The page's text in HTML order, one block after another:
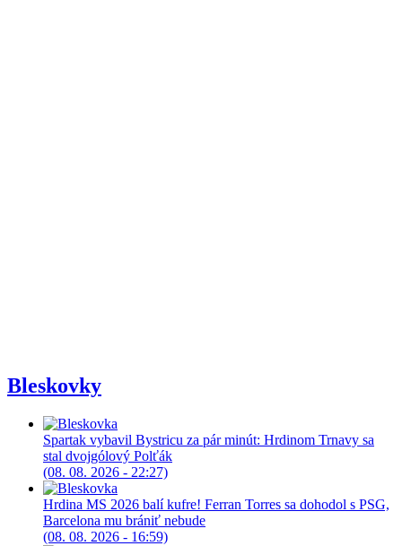
Bleskovky
Spartak vybavil Bystricu za pár minút: Hrdinom Trnavy sa
stal dvojgólový Polťák
(08. 08. 2026 - 22:27)
Hrdina MS 2026 balí kufre! Ferran Torres sa dohodol s PSG,
Barcelona mu brániť nebude
(08. 08. 2026 - 16:59)